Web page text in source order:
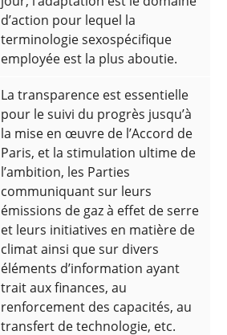
d’action pour lequel la
terminologie sexospécifique
employée est la plus aboutie.
La transparence est essentielle
pour le suivi du progrès jusqu’à
la mise en œuvre de l’Accord de
Paris, et la stimulation ultime de
l’ambition, les Parties
communiquant sur leurs
émissions de gaz à effet de serre
et leurs initiatives en matière de
climat ainsi que sur divers
éléments d’information ayant
trait aux finances, au
renforcement des capacités, au
transfert de technologie, etc.